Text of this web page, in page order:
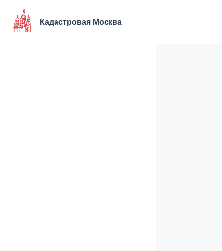
Перейти
содержимому
Кадастровая Москва